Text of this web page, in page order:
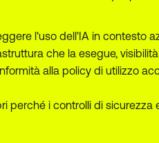
l'uso dell'IA in contesto
che la esegue,
alla policy di utilizzo
perché i controlli di